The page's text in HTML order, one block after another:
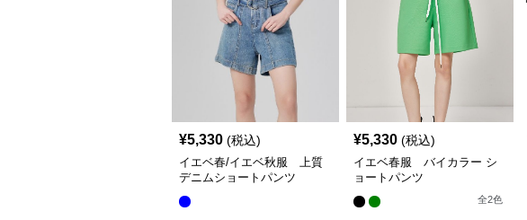
¥5,330 (税込)
イエベ春/イエベ秋服 上質
デニムショートパンツ
¥5,330 (税込)
イエベ春服 バイカラー シ
ョートパンツ
全2色